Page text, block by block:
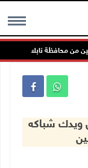
MENU
ويدك شباكه